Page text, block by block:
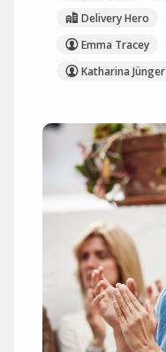
Delivery Hero
Emma Tracey
Katharina Jünger